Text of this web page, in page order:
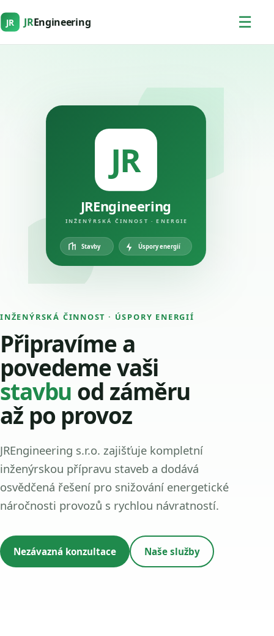
JR JREngineering ☰
INŽENÝRSKÁ ČINNOST · ÚSPORY ENERGIÍ
Připravíme a
povedeme vaši
stavbu od záměru
až po provoz
JREngineering s.r.o. zajišťuje kompletní
inženýrskou přípravu staveb a dodává
osvědčená řešení pro snižování energetické
náročnosti provozů s rychlou návratností.
Nezávazná konzultace Naše služby
JR
JREngineering
INŽENÝRSKÁ ČINNOST · ENERGIE
Stavby Úspory energií